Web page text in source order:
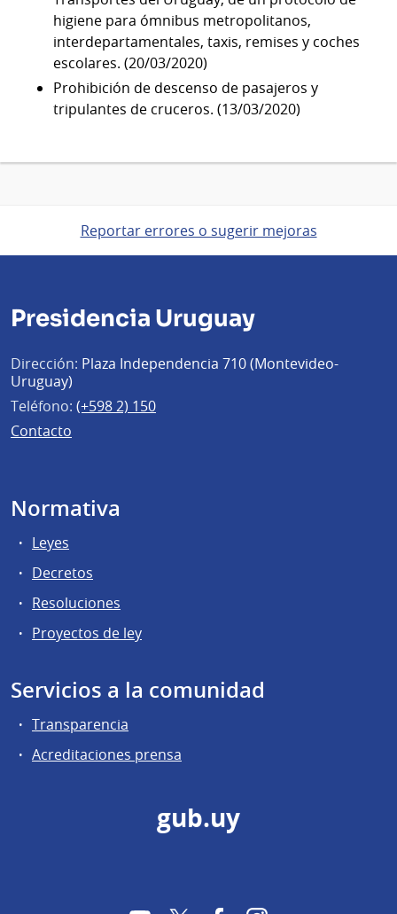
higiene para ómnibus metropolitanos,
interdepartamentales, taxis, remises y coches
escolares. (20/03/2020)
Prohibición de descenso de pasajeros y
tripulantes de cruceros. (13/03/2020)
Reportar errores o sugerir mejoras
Presidencia Uruguay
Dirección: Plaza Independencia 710 (Montevideo-
Uruguay)
Teléfono: (+598 2) 150
Contacto
Normativa
Leyes
Decretos
Resoluciones
Proyectos de ley
Servicios a la comunidad
Transparencia
Acreditaciones prensa
gub.uy